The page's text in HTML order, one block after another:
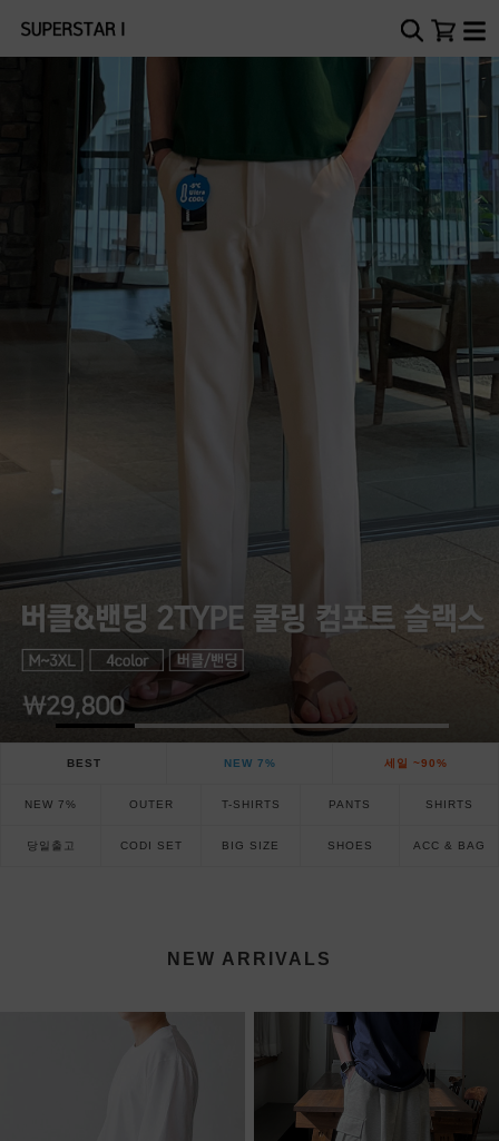
BEST NEW 7% 세일 ~90%
NEW 7% OUTER T-SHIRTS PANTS SHIRTS
당일출고 CODI SET BIG SIZE SHOES ACC & BAG
NEW ARRIVALS